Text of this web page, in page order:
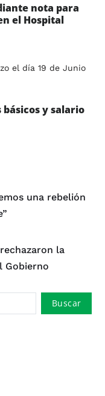
nota para
el Hospital
el día 19 de Junio
y salario
una rebelión
la
Gobierno